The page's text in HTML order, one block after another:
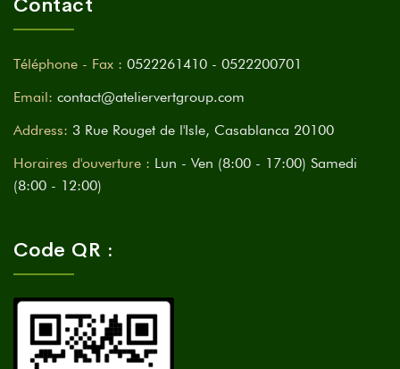
Contact
Téléphone - Fax : 0522261410 - 0522200701
Email: contact@ateliervertgroup.com
Address: 3 Rue Rouget de l'Isle, Casablanca 20100
Horaires d'ouverture : Lun - Ven (8:00 - 17:00) Samedi
(8:00 - 12:00)
Code QR :